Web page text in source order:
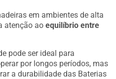
em ambientes de alta
atenção ao equilíbrio entre
pode ser ideal para
por longos períodos, mas
a durabilidade das Baterias